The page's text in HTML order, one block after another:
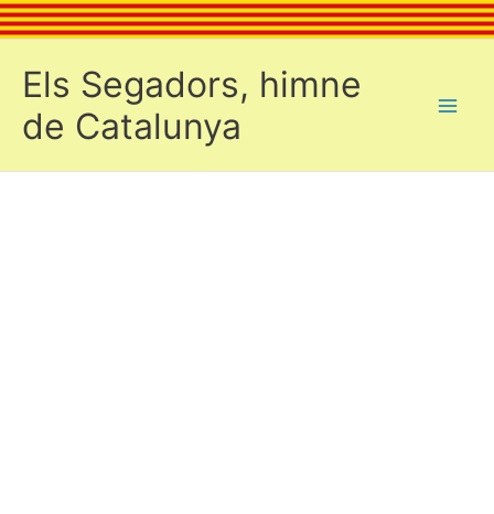
Vés
al
contingut
Els Segadors, himne
de Catalunya